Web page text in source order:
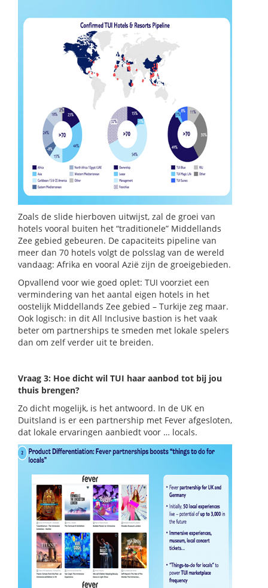
Zoals de slide hierboven uitwijst, zal de groei van
hotels vooral buiten het “traditionele” Middellands
Zee gebied gebeuren. De capaciteits pipeline van
meer dan 70 hotels volgt de polsslag van de wereld
vandaag: Afrika en vooral Azië zijn de groeigebieden.
Opvallend voor wie goed oplet: TUI voorziet een
vermindering van het aantal eigen hotels in het
oostelijk Middellands Zee gebied – Turkije zeg maar.
Ook logisch: in dit All Inclusive bastion is het vaak
beter om partnerships te smeden met lokale spelers
dan om zelf verder uit te breiden.
Vraag 3: Hoe dicht wil TUI haar aanbod tot bij jou
thuis brengen?
Zo dicht mogelijk, is het antwoord. In de UK en
Duitsland is er een partnership met Fever afgesloten,
dat lokale ervaringen aanbiedt voor … locals.